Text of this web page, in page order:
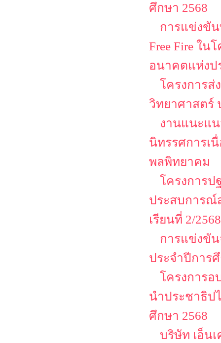
ศึกษา 2568
การแข่งขัน
Free Fire ใ
อนาคตแห่งป
โครงการส่
วิทยาศาสตร์
งานแนะแ
นิทรรศการเ
พลพิทยาคม
โครงการ
ประสบการณ์
เรียนที่ 2/2568
การแข่งขั
ประจำปีการ
โครงการ
นำประชาธิป
ศึกษา 2568
บริษัท เอ็น